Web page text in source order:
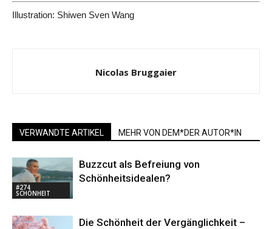
Illustration: Shiwen Sven Wang
Nicolas Bruggaier
VERWANDTE ARTIKEL MEHR VON DEM*DER AUTOR*IN
#274
SCHÖNHEIT
Buzzcut als Befreiung von
Schönheitsidealen?
Die Schönheit der Vergänglichkeit –